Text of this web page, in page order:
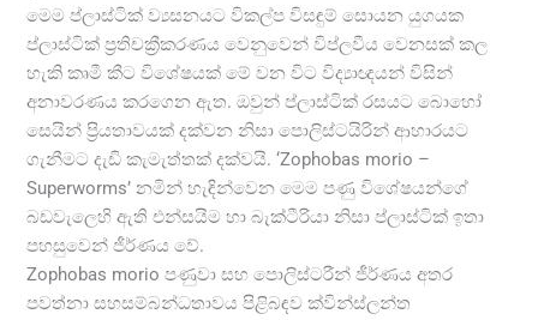
මෙම ප්ලාස්ටික් ව්‍යසනයට විකල්ප විසඳුම් සොයන යුගයක
ප්ලාස්ටික් ප්‍රතිචක්‍රීකරණය වෙනුවෙන් විප්ලවීය වෙනසක් කල
හැකි කෘමී කීට විශේෂයක් මේ වන විට විද්‍යාඥයන් විසින්
අනාවරණය කරගෙන ඇත. ඔවුන් ප්ලාස්ටික් රසයට බොහෝ
සෙයින් ප්‍රියතාවයක් දක්වන නිසා පොලිස්ටයිරින් ආහාරයට
ගැනීමට දැඩි කැමැත්තක් දක්වයි. ‘Zophobas morio –
Superworms’ නමින් හැඳින්වෙන මෙම පණු විශේෂයන්ගේ
බඩවැලෙහි ඇති එන්සයිම හා බැක්ටීරියා නිසා ප්ලාස්ටික් ඉතා
පහසුවෙන් ජීර්ණය වේ.
Zophobas morio පණුවා සහ පොලිස්ටරීන් ජීර්ණය අතර
පවත්නා සහසම්බන්ධතාවය පිළිබඳව ක්වින්ස්ලන්ත